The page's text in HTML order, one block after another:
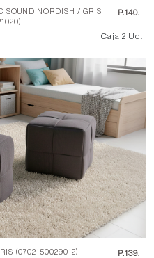
SOUND NORDISH / GRIS
P.140.
Caja 2 Ud.
(0702150029012) P.139.